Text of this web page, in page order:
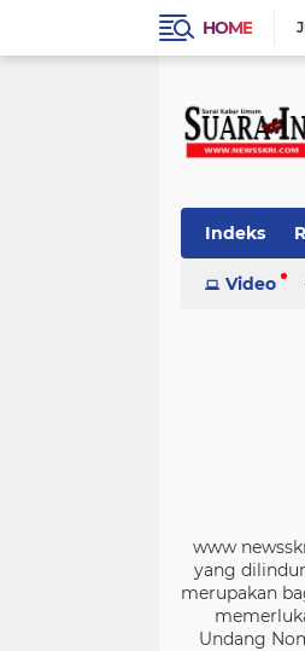
HOME
Indeks
Video
www
yang
merupakan
Undang